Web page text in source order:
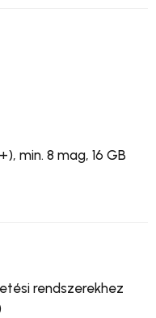
min. 8 mag, 16 GB
rendszerekhez